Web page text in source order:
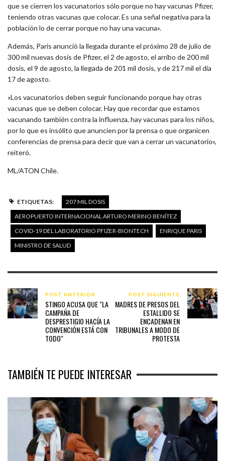
que se cierren los vacunatorios sólo porque no hay vacunas Pfizer,
teniendo otras vacunas que colocar. Es una señal negativa para la
población lo de cerrar porque no hay una vacuna».
Además, Paris anunció la llegada durante el próximo 28 de julio de
300 mil nuevas dosis de Pfizer, el 2 de agosto, el arribo de 200 mil
dosis, el 9 de agosto, la llegada de 201 mil dosis, y de 217 mil el día
17 de agosto.
«Los vacunatorios deben seguir funcionando porque hay otras
vacunas que se deben colocar. Hay que recordar que estamos
vacunando también contra la influenza, hay vacunas para los niños,
por lo que es insólito que anuncien por la prensa o que organicen
conferencias de prensa para decir que van a cerrar un vacunatorio»,
reiteró.
ML/ATON Chile.
ETIQUETAS:
207 MIL DOSIS
AEROPUERTO INTERNACIONAL ARTURO MERINO BENÍTEZ
COVID-19 DEL LABORATORIO PFIZER-BIONTECH
ENRIQUE PARIS
MINISTRO DE SALUD
POST ANTERIOR
STINGO ACUSA QUE "LA
CAMPAÑA DE
DESPRESTIGIO HACÍA LA
CONVENCIÓN ESTÁ CON
TODO"
POST SIGUIENTE
MADRES DE PRESOS DEL
ESTALLIDO SE
ENCADENAN EN
TRIBUNALES A MODO DE
PROTESTA
TAMBIÉN TE PUEDE INTERESAR